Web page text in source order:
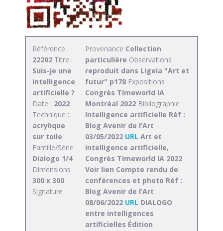
Référence :
22202 Titre :
Suis-je une
intelligence
artificielle ?
Date : 2022
Technique :
acrylique
sur toile
Famille/Série
Dialogo 1/4
Dimensions
300 x 300
Signature
Provenance Collection
particulière Observations
reproduit dans Ligeia "Art et
futur" p178 Expositions
Congrès Timeworld IA
Montréal 2022 Bibliographie
Intelligence artificielle Réf :
Blog Avenir de l’Art
03/05/2022 URL Art et
intelligence artificielle,
Congrès Timeworld IA 2022
Voir lien Compte rendu de
conférences et photo Réf :
Blog Avenir de l’Art
08/06/2022 URL DIALOGO
entre intelligences
artificielles Édition